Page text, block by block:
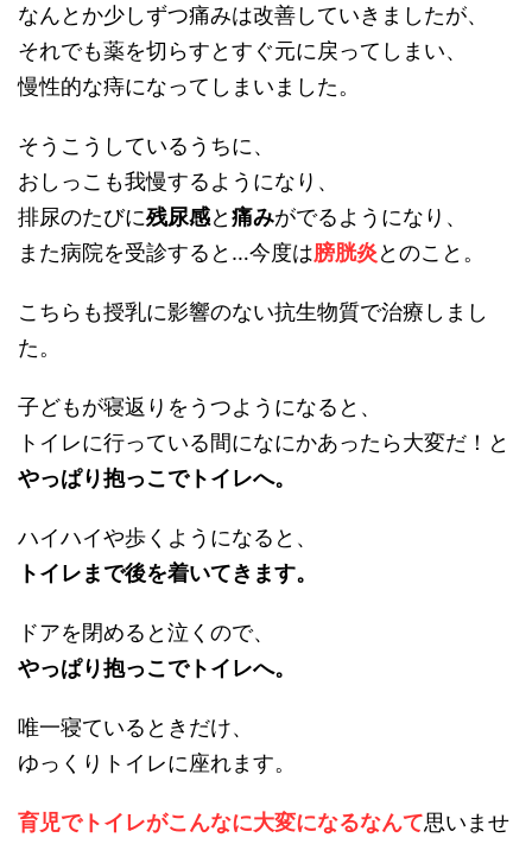
なんとか少しずつ痛みは改善していきましたが、
それでも薬を切らすとすぐ元に戻ってしまい、
慢性的な痔になってしまいました。
そうこうしているうちに、
おしっこも我慢するようになり、
排尿のたびに残尿感と痛みがでるようになり、
また病院を受診すると…今度は膀胱炎とのこと。
こちらも授乳に影響のない抗生物質で治療しまし
た。
子どもが寝返りをうつようになると、
トイレに行っている間になにかあったら大変だ！と
やっぱり抱っこでトイレへ。
ハイハイや歩くようになると、
トイレまで後を着いてきます。
ドアを閉めると泣くので、
やっぱり抱っこでトイレへ。
唯一寝ているときだけ、
ゆっくりトイレに座れます。
育児でトイレがこんなに大変になるなんて思いませ